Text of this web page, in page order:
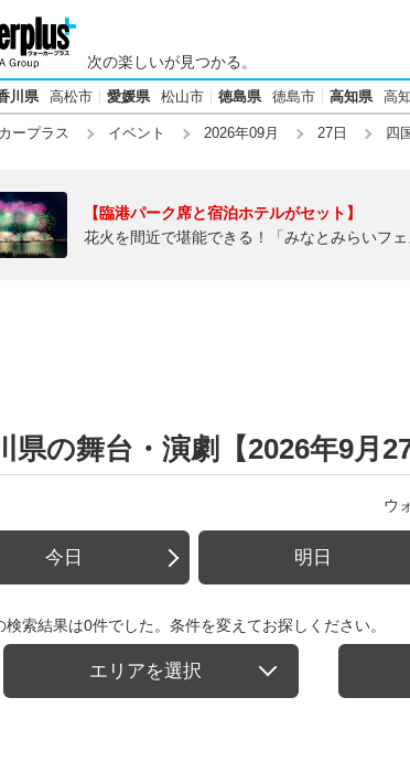
次の楽しいが見つかる。
川県 高松市 愛媛県 松山市 徳島県 徳島市 高知県 高
ープラス イベント 2026年09月 27日 四
【臨港パーク席と宿泊ホテルがセット】
花火を間近で堪能できる！「みなとみらいフ
県の舞台・演劇【2026年9月27
ウ
今日 明日
検索結果は0件でした。条件を変えてお探しください。
エリアを選択